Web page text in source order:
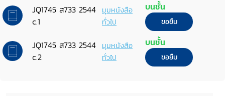
JQ1745 ส733 2544
c.1
มุมหนังสือ
ทั่วไป
บนชั้น
ขอยืม
JQ1745 ส733 2544
c.2
มุมหนังสือ
ทั่วไป
บนชั้น
ขอยืม